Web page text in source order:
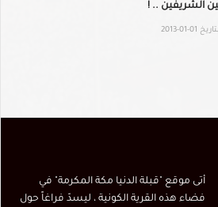
الشريفين .. !
2013-01-01
أتى موقع "قبلة الدنيا مكة المكرمة" في
فضاء هذه القرية الكونية ، ليسدّ فراغاً حول